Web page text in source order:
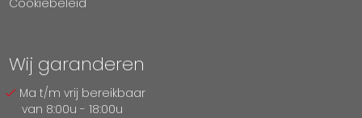
Cookiebeleid
Wij garanderen
Ma t/m vrij bereikbaar
van 8:00u - 18:00u